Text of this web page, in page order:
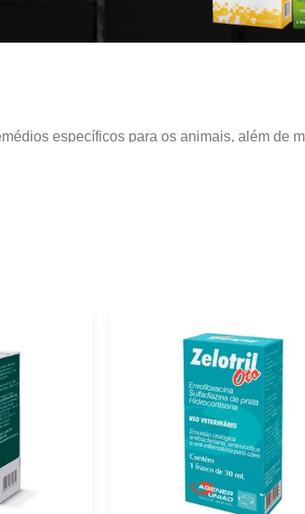
específicos para os animais, além de
o veterinário antes de oferecer o